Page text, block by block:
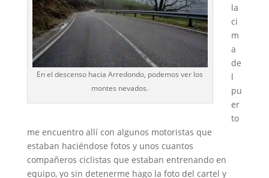
En el descenso hacia Arredondo, podemos ver los
montes nevados.
la
ci
m
a
de
l
pu
er
to
me encuentro allí con algunos motoristas que
estaban haciéndose fotos y unos cuantos
compañeros ciclistas que estaban entrenando en
equipo, yo sin detenerme hago la foto del cartel y